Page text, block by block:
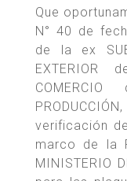
Que
N° 40 de
de la ex
EXTERIOR
verificación
marco de la
MINISTERIO